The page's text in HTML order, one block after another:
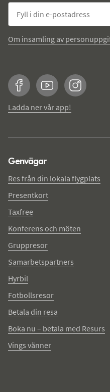
Om insamling av
FacebookYouTubeInstagram
Ladda ner vår app!
Genvägar
Res från din lokala flygplats
Presentkort
Taxfree
Konferens och möten
Gruppresor
Samarbetspartners
Hyrbil
Fotbollsresor
Betala din resa
Boka nu – betala med Resurs
Vings vänner